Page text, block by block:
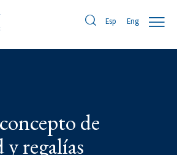
Esp Eng
de
regalías